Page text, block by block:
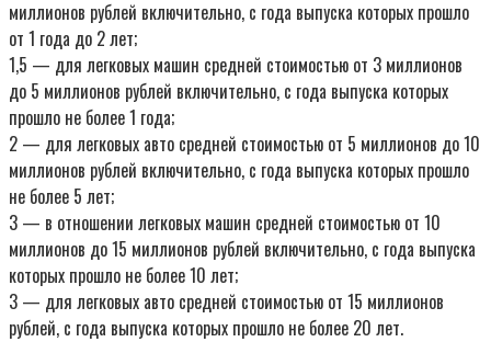
миллионов рублей включительно, с года выпуска которых прошло
от 1 года до 2 лет;
1,5 — для легковых машин средней стоимостью от 3 миллионов
до 5 миллионов рублей включительно, с года выпуска которых
прошло не более 1 года;
2 — для легковых авто средней стоимостью от 5 миллионов до 10
миллионов рублей включительно, с года выпуска которых прошло
не более 5 лет;
3 — в отношении легковых машин средней стоимостью от 10
миллионов до 15 миллионов рублей включительно, с года выпуска
которых прошло не более 10 лет;
3 — для легковых авто средней стоимостью от 15 миллионов
рублей, с года выпуска которых прошло не более 20 лет.